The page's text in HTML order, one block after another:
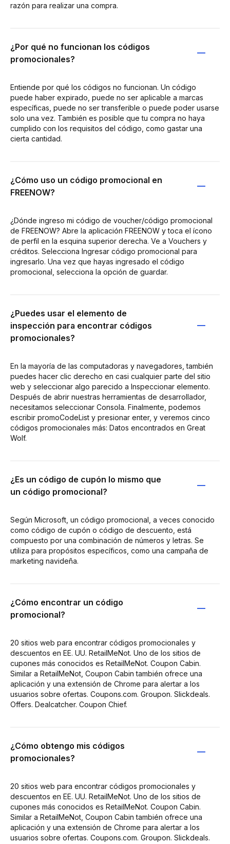
razón para realizar una compra.
¿Por qué no funcionan los códigos
promocionales?
Entiende por qué los códigos no funcionan. Un código
puede haber expirado, puede no ser aplicable a marcas
específicas, puede no ser transferible o puede poder usarse
solo una vez. También es posible que tu compra no haya
cumplido con los requisitos del código, como gastar una
cierta cantidad.
¿Cómo uso un código promocional en
FREENOW?
¿Dónde ingreso mi código de voucher/código promocional
de FREENOW? Abre la aplicación FREENOW y toca el ícono
de perfil en la esquina superior derecha. Ve a Vouchers y
créditos. Selecciona Ingresar código promocional para
ingresarlo. Una vez que hayas ingresado el código
promocional, selecciona la opción de guardar.
¿Puedes usar el elemento de
inspección para encontrar códigos
promocionales?
En la mayoría de las computadoras y navegadores, también
puedes hacer clic derecho en casi cualquier parte del sitio
web y seleccionar algo parecido a Inspeccionar elemento.
Después de abrir nuestras herramientas de desarrollador,
necesitamos seleccionar Consola. Finalmente, podemos
escribir promoCodeList y presionar enter, y veremos cinco
códigos promocionales más: Datos encontrados en Great
Wolf.
¿Es un código de cupón lo mismo que
un código promocional?
Según Microsoft, un código promocional, a veces conocido
como código de cupón o código de descuento, está
compuesto por una combinación de números y letras. Se
utiliza para propósitos específicos, como una campaña de
marketing navideña.
¿Cómo encontrar un código
promocional?
20 sitios web para encontrar códigos promocionales y
descuentos en EE. UU. RetailMeNot. Uno de los sitios de
cupones más conocidos es RetailMeNot. Coupon Cabin.
Similar a RetailMeNot, Coupon Cabin también ofrece una
aplicación y una extensión de Chrome para alertar a los
usuarios sobre ofertas. Coupons.com. Groupon. Slickdeals.
Offers. Dealcatcher. Coupon Chief.
¿Cómo obtengo mis códigos
promocionales?
20 sitios web para encontrar códigos promocionales y
descuentos en EE. UU. RetailMeNot. Uno de los sitios de
cupones más conocidos es RetailMeNot. Coupon Cabin.
Similar a RetailMeNot, Coupon Cabin también ofrece una
aplicación y una extensión de Chrome para alertar a los
usuarios sobre ofertas. Coupons.com. Groupon. Slickdeals.